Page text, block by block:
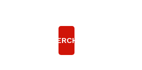
matériel de
chauffage permet de
RECHERCHERchoisir le
contrat